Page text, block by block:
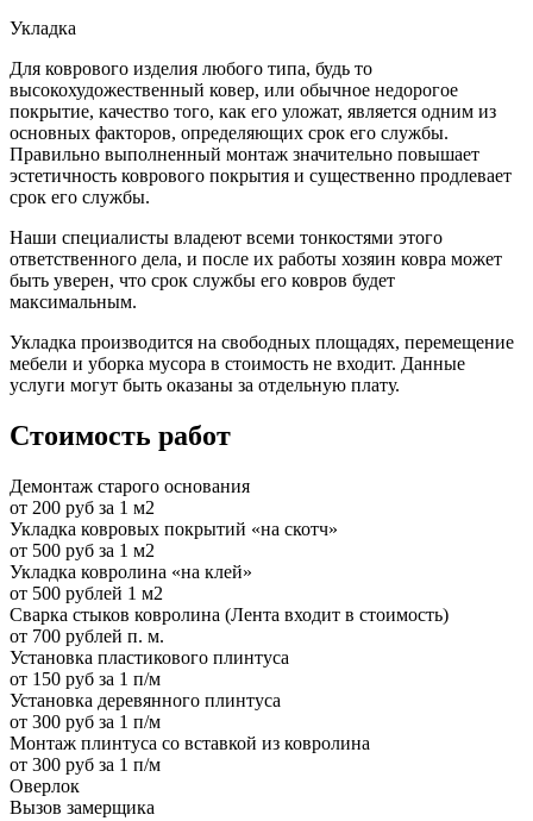
Укладка
Для коврового изделия любого типа, будь то
высокохудожественный ковер, или обычное недорогое
покрытие, качество того, как его уложат, является одним из
основных факторов, определяющих срок его службы.
Правильно выполненный монтаж значительно повышает
эстетичность коврового покрытия и существенно продлевает
срок его службы.
Наши специалисты владеют всеми тонкостями этого
ответственного дела, и после их работы хозяин ковра может
быть уверен, что срок службы его ковров будет
максимальным.
Укладка производится на свободных площадях, перемещение
мебели и уборка мусора в стоимость не входит. Данные
услуги могут быть оказаны за отдельную плату.
Стоимость работ
Демонтаж старого основания
от 200 руб за 1 м2
Укладка ковровых покрытий «на скотч»
от 500 руб за 1 м2
Укладка ковролина «на клей»
от 500 рублей 1 м2
Сварка стыков ковролина (Лента входит в стоимость)
от 700 рублей п. м.
Установка пластикового плинтуса
от 150 руб за 1 п/м
Установка деревянного плинтуса
от 300 руб за 1 п/м
Монтаж плинтуса со вставкой из ковролина
от 300 руб за 1 п/м
Оверлок
Вызов замерщика